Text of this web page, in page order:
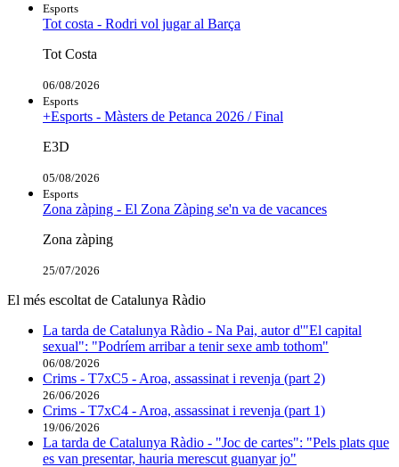
Esports
Tot costa - Rodri vol jugar al Barça
Tot Costa
06/08/2026
Esports
+Esports - Màsters de Petanca 2026 / Final
E3D
05/08/2026
Esports
Zona zàping - El Zona Zàping se'n va de vacances
Zona zàping
25/07/2026
El més escoltat de Catalunya Ràdio
La tarda de Catalunya Ràdio - Na Pai, autor d'"El capital
sexual": "Podríem arribar a tenir sexe amb tothom"
06/08/2026
Crims - T7xC5 - Aroa, assassinat i revenja (part 2)
26/06/2026
Crims - T7xC4 - Aroa, assassinat i revenja (part 1)
19/06/2026
La tarda de Catalunya Ràdio - "Joc de cartes": "Pels plats que
es van presentar, hauria merescut guanyar jo"